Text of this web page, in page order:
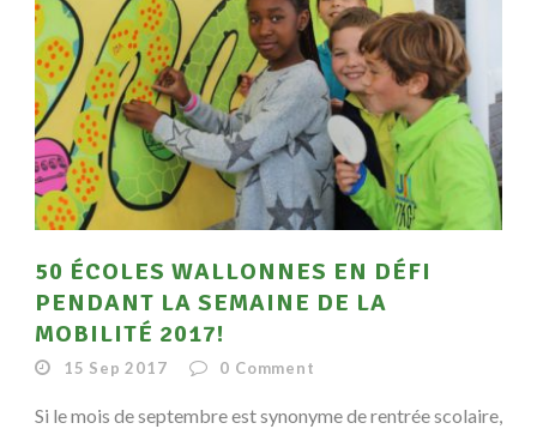
50 ÉCOLES WALLONNES EN DÉFI
PENDANT LA SEMAINE DE LA
MOBILITÉ 2017!
15 Sep 2017 0 Comment
Si le mois de septembre est synonyme de rentrée scolaire,